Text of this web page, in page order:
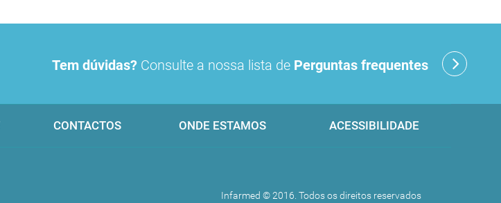
Tem dúvidas? Consulte a nossa lista de Perguntas frequentes
CONTACTOS ONDE ESTAMOS ACESSIBILIDADE
Infarmed © 2016. Todos os direitos reservados